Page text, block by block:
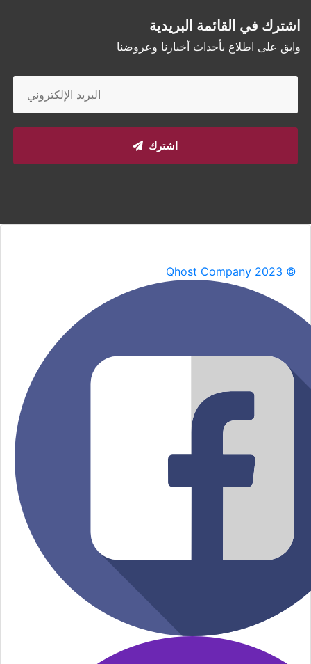
اشترك في القائمة البريدية
وابق على اطلاع بأحداث أخبارنا وعروضنا
اشترك
Qhost Company 2023 ©